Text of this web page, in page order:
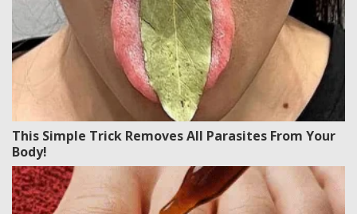
This Simple Trick Removes All Parasites From Your
Body!